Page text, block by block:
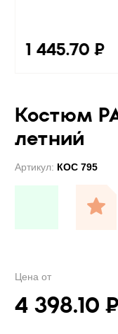
1 445.70 ₽
Костюм
летний
Артикул: КОС 795
Цена от
4 398.10 ₽